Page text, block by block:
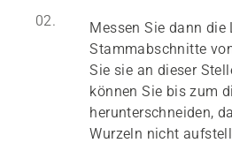
02.
Messen Sie dann die
Stammabschnitte
Sie sie an dieser
können Sie bis zum
herunterschneiden,
Wurzeln nicht